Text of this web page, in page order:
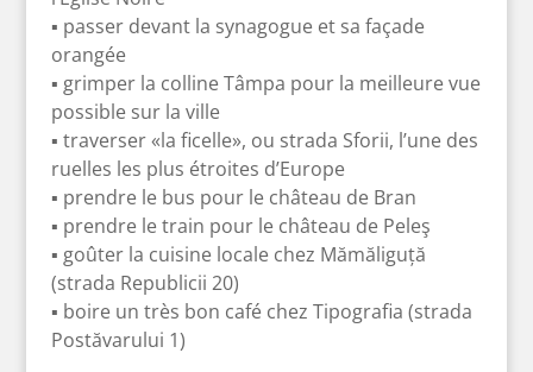
▪ passer devant la synagogue et sa façade
orangée
▪ grimper la colline Tâmpa pour la meilleure vue
possible sur la ville
▪ traverser «la ficelle», ou strada Sforii, l’une des
ruelles les plus étroites d’Europe
▪ prendre le bus pour le château de Bran
▪ prendre le train pour le château de Peleş
▪ goûter la cuisine locale chez Mămăliguță
(strada Republicii 20)
▪ boire un très bon café chez Tipografia (strada
Postăvarului 1)